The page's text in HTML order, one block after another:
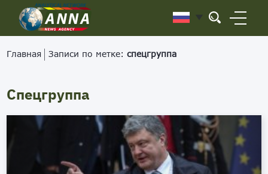
Главная Записи по метке:спецгруппа
Спецгруппа